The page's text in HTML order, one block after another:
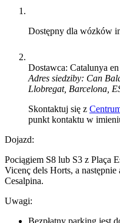
Dostępny dla wózków
Dostawca: Catalunya
Adres siedziby: Can
Llobregat, Barcelona,
Skontaktuj się z
punkt kontaktu w
Dojazd:
Pociągiem S8 lub S3 z Plaça
Vicenç dels Horts, a
Cesalpina.
Uwagi:
Bezpłatny parking jest